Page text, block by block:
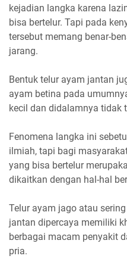
kejadian langka karena
bisa bertelur. Tapi pada
tersebut memang benar-
jarang.
Bentuk telur ayam jantan
ayam betina pada
kecil dan didalamnya tidak
Fenomena langka ini
ilmiah, tapi bagi
yang bisa bertelur
dikaitkan dengan hal-hal
Telur ayam jago atau
jantan dipercaya memiliki
berbagai macam penyakit
pria.